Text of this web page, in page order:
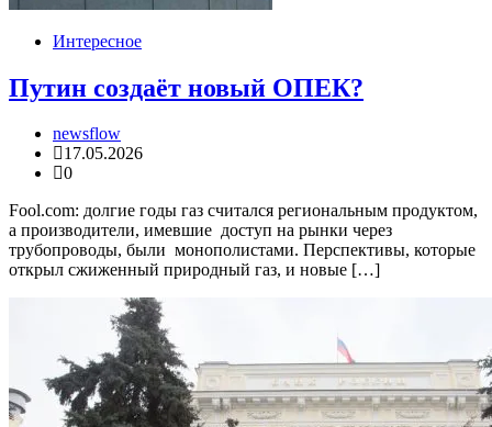
Интересное
Путин создаёт новый ОПЕК?
newsflow
17.05.2026
0
Fool.com: долгие годы газ считался региональным продуктом,
а производители, имевшие доступ на рынки через
трубопроводы, были монополистами. Перспективы, которые
открыл сжиженный природный газ, и новые […]